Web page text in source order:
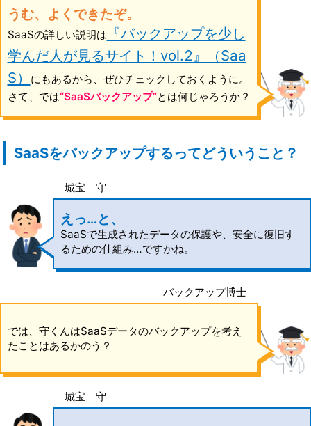
うむ、よくできたぞ。
SaaSの詳しい説明は
『バックアップを少し
学んだ人が見るサイト！vol.2』（Saa
S）
にもあるから、ぜひチェックしておくように。
さて、では“SaaSバックアップ”とは何じゃろうか？
SaaSをバックアップするってどういうこと？
城宝 守
えっ…と、
SaaSで生成されたデータの保護や、安全に復旧す
るための仕組み…ですかね。
バックアップ博士
では、守くんはSaaSデータのバックアップを考え
たことはあるかのう？
城宝 守